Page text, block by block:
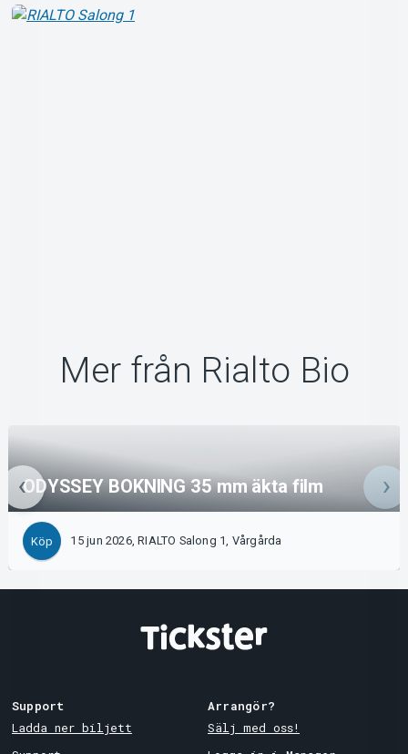
Mer från Rialto Bio
ODYSSEY BOKNING 35 mm äkta film
Köp 15 jun 2026, RIALTO Salong 1, Vårgårda
Support
Ladda ner biljett
Arrangör?
Sälj med oss!